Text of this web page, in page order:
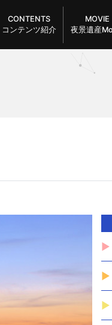
CONTENTS
コンテンツ紹介
MOVIE
夜景遺産